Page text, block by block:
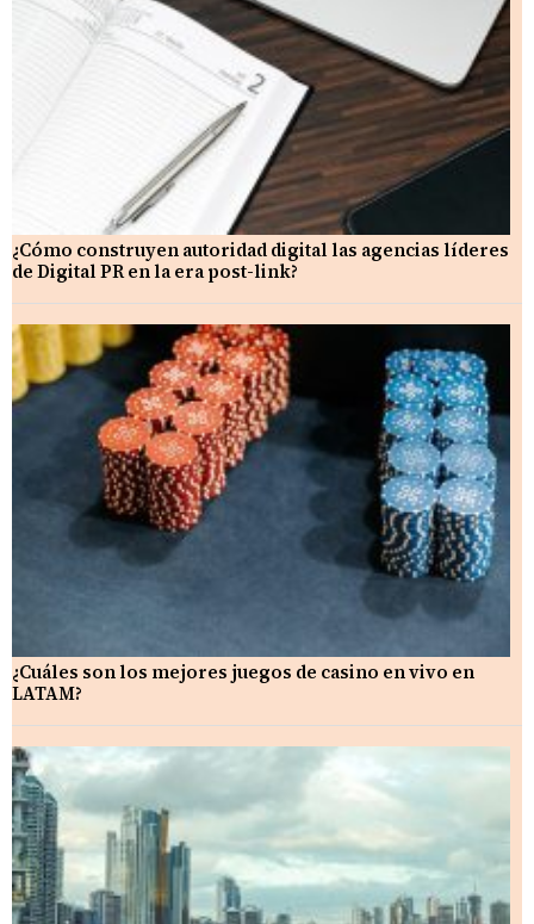
¿Cómo construyen autoridad digital las agencias líderes
de Digital PR en la era post-link?
¿Cuáles son los mejores juegos de casino en vivo en
LATAM?